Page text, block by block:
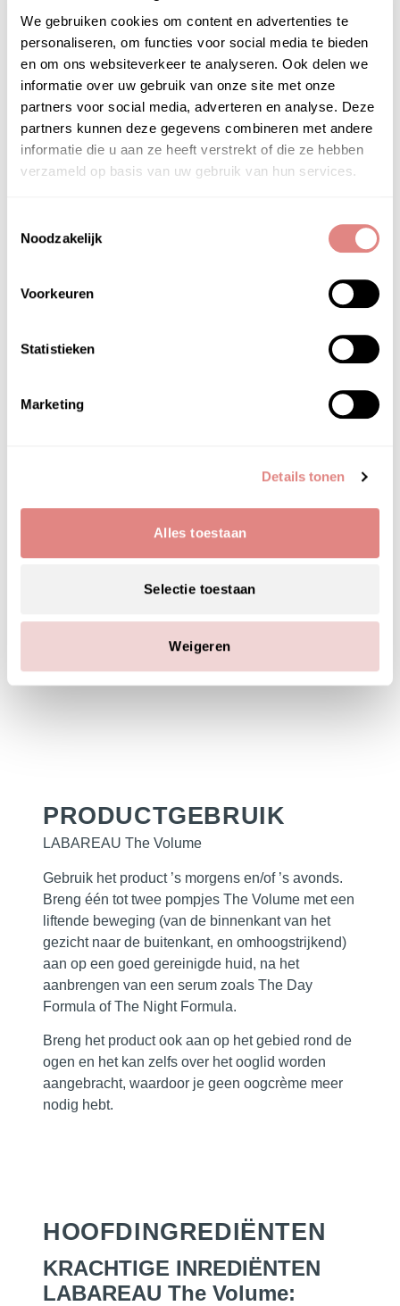
We gebruiken cookies om content en advertenties te
personaliseren, om functies voor social media te bieden
en om ons websiteverkeer te analyseren. Ook delen we
informatie over uw gebruik van onze site met onze
partners voor social media, adverteren en analyse. Deze
partners kunnen deze gegevens combineren met andere
informatie die u aan ze heeft verstrekt of die ze hebben
verzameld op basis van uw gebruik van hun services.
Noodzakelijk
Voorkeuren
Statistieken
Marketing
Details tonen
Alles toestaan
Selectie toestaan
Weigeren
vermindert zichtbaar rimpels en fijne lijntjes
voor een jeugdige huid.
Premium Atelocollageen: 97% huid-identiek
atelocollageen voor een gladdere, stevigere
huid.
Optimale en diepe Hydratatie:Drievoudig
werkzaam hyaluronzuur zorgt voor intense,
langdurige hydratatie.
zijn.
Geschikt voor
gecombineerde en gevoelige huidtypes.
bij PUUR Skin Online en ook in onze PUUR
persoonlijk adviesvoordat je de Labareau
de beste en eerlijke adviezen! Geef je bestelling
liefde wordt verzonden!
PRODUCTGEBRUIK
LABAREAU The Volume
Gebruik het product ’s morgens en/of ’s avonds.
Breng één tot twee pompjes The Volume met een
liftende beweging (van de binnenkant van het
gezicht naar de buitenkant, en omhoogstrijkend)
aan op een goed gereinigde huid, na het
aanbrengen van een serum zoals The Day
Formula of The Night Formula.
Breng het product ook aan op het gebied rond de
ogen en het kan zelfs over het ooglid worden
aangebracht, waardoor je geen oogcrème meer
nodig hebt.
HOOFD­INGREDIËNTEN
KRACHTIGE INREDIËNTEN
LABAREAU The Volume: